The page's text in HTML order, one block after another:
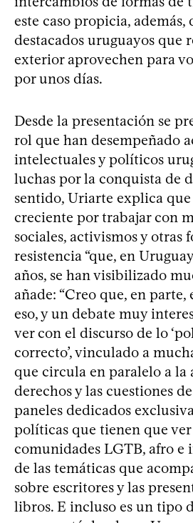
este caso propicia, además,
destacados uruguayos que
exterior aprovechen para
por unos días.
Desde la presentación se
rol que han desempeñado
intelectuales y políticos
luchas por la conquista de
sentido, Uriarte explica
creciente por trabajar con
sociales, activismos y otras
resistencia “que, en
años, se han visibilizado
añade: “Creo que, en
eso, y un debate muy
ver con el discurso de lo
correcto’, vinculado a
que circula en paralelo a la
derechos y las cuestiones
paneles dedicados
políticas que tienen que
comunidades LGTB, afro e
de las temáticas que
sobre escritores y las
libros. E incluso es un tipo